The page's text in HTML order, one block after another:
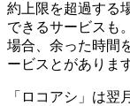
約上限を超過する
できるサービスも
場合、余った時間
ービスとがありま
「ロコアシ」は